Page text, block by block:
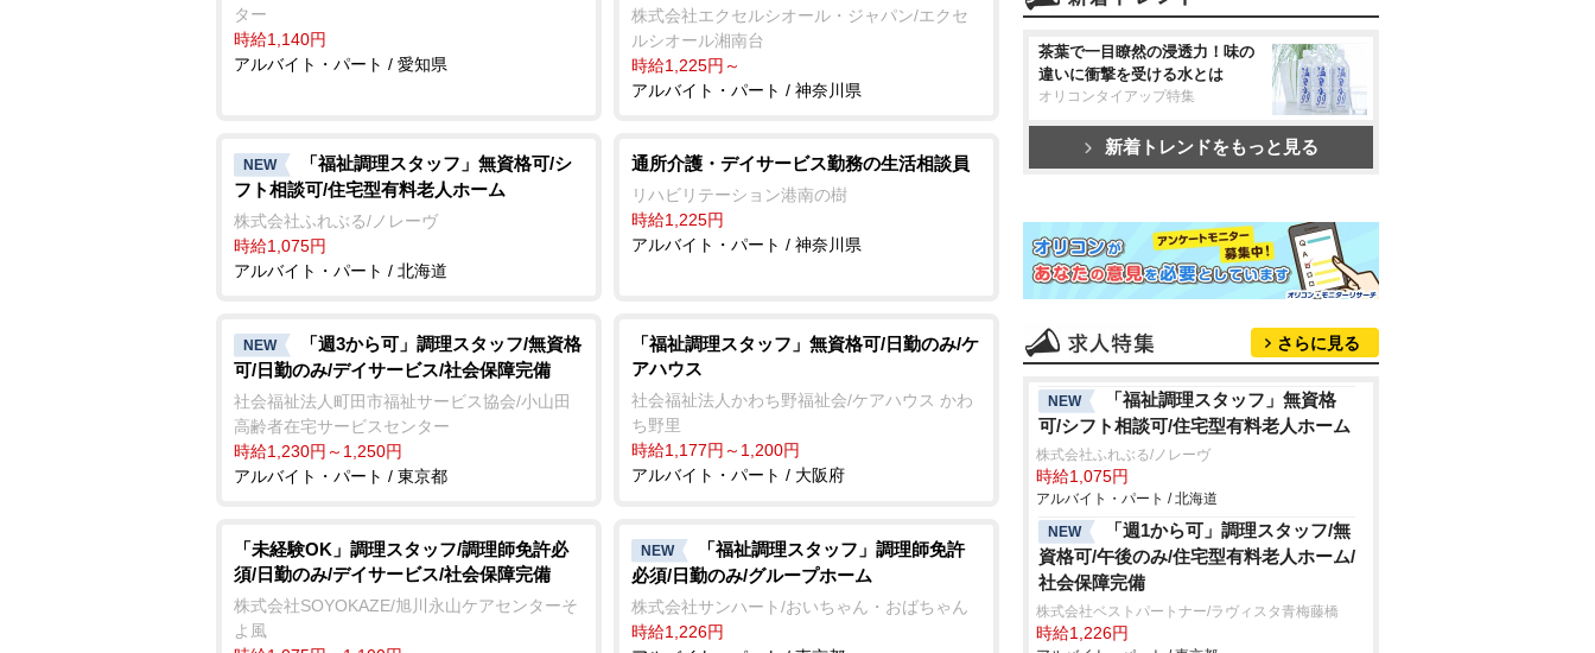
ター
時給1,140円
アルバイト・パート / 愛知県
株式会社エクセルシオール・ジャパン/エクセ
ルシオール湘南台
時給1,225円～
アルバイト・パート / 神奈川県
NEW
「福祉調理スタッフ」無資格可/シ
フト相談可/住宅型有料老人ホーム
株式会社ふれぶる/ノレーヴ
時給1,075円
アルバイト・パート / 北海道
通所介護・デイサービス勤務の生活相談員
リハビリテーション港南の樹
時給1,225円
アルバイト・パート / 神奈川県
NEW
「週3から可」調理スタッフ/無資格
可/日勤のみ/デイサービス/社会保障完備
社会福祉法人町田市福祉サービス協会/小山田
高齢者在宅サービスセンター
時給1,230円～1,250円
アルバイト・パート / 東京都
「福祉調理スタッフ」無資格可/日勤のみ/ケ
アハウス
社会福祉法人かわち野福祉会/ケアハウス かわ
ち野里
時給1,177円～1,200円
アルバイト・パート / 大阪府
「未経験OK」調理スタッフ/調理師免許必
須/日勤のみ/デイサービス/社会保障完備
株式会社SOYOKAZE/旭川永山ケアセンターそ
よ風
NEW
「福祉調理スタッフ」調理師免許
必須/日勤のみ/グループホーム
株式会社サンハート/おいちゃん・おばちゃん
時給1,226円
茶葉で一目瞭然の浸透力！味の
違いに衝撃を受ける水とは
オリコンタイアップ特集
新着トレンドをもっと見る
さらに見る
NEW
「福祉調理スタッフ」無資格
可/シフト相談可/住宅型有料老人ホーム
株式会社ふれぶる/ノレーヴ
時給1,075円
アルバイト・パート / 北海道
NEW
「週1から可」調理スタッフ/無
資格可/午後のみ/住宅型有料老人ホーム/
社会保障完備
株式会社ベストパートナー/ラヴィスタ青梅藤橋
時給1,226円